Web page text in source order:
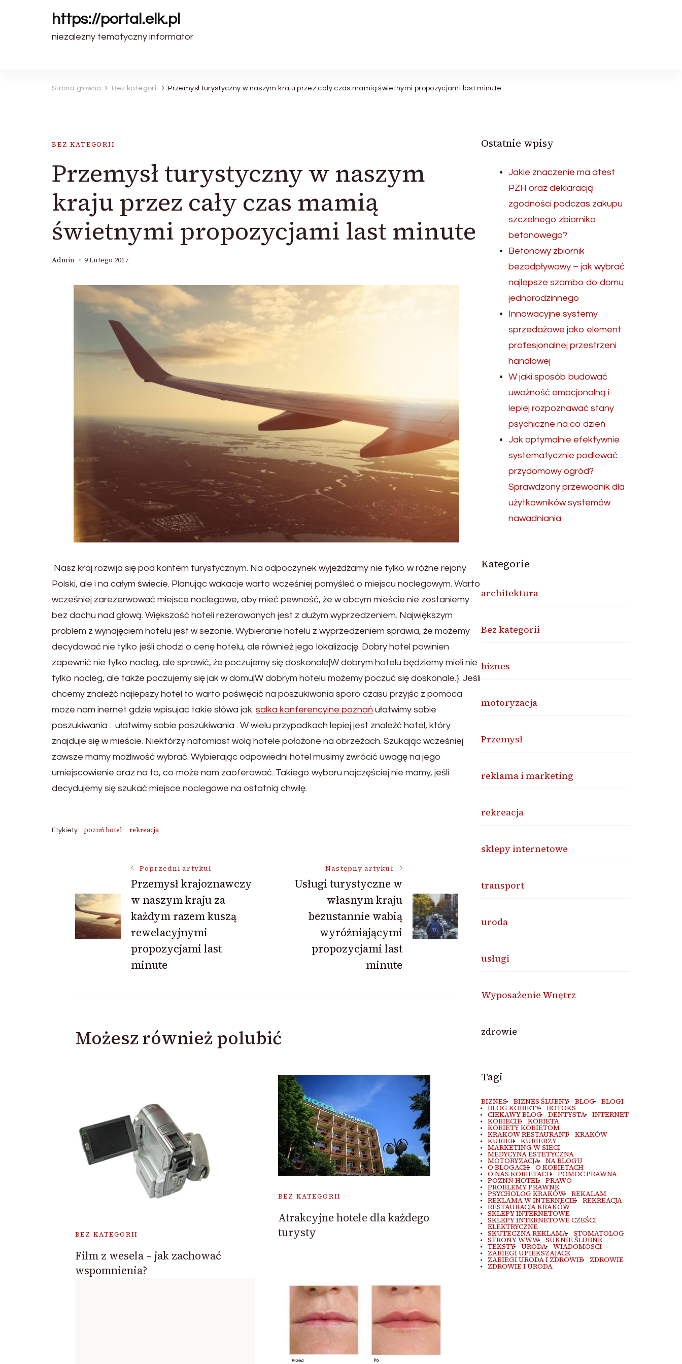
https://portal.elk.pl
niezalezny tematyczny informator
Strona główna Bez kategorii Przemysł turystyczny w naszym kraju przez cały czas mamią świetnymi propozycjami last minute
BEZ KATEGORII
Przemysł turystyczny w naszym
kraju przez cały czas mamią
świetnymi propozycjami last minute
Admin 9 Lutego 2017
Nasz kraj rozwija się pod kontem turystycznym. Na odpoczynek wyjeżdżamy nie tylko w różne rejony
Polski, ale i na całym świecie. Planując wakacje warto wcześniej pomyśleć o miejscu noclegowym. Warto
wcześniej zarezerwować miejsce noclegowe, aby mieć pewność, że w obcym mieście nie zostaniemy
bez dachu nad głową. Większość hoteli rezerowanych jest z dużym wyprzedzeniem. Największym
problem z wynajęciem hotelu jest w sezonie. Wybieranie hotelu z wyprzedzeniem sprawia, że możemy
decydować nie tylko jeśli chodzi o cenę hotelu, ale również jego lokalizację. Dobry hotel powinien
zapewnić nie tylko nocleg, ale sprawić, że poczujemy się doskonale|W dobrym hotelu będziemy mieli nie
tylko nocleg, ale także poczujemy się jak w domu|W dobrym hotelu możemy poczuć się doskonale.}. Jeśli
chcemy znaleźć najlepszy hotel to warto poświęcić na poszukiwania sporo czasu przyjśc z pomoca
moze nam inernet gdzie wpisujac takie słówa jak: salka konferencyjne poznań ułatwimy sobie
poszukiwania . ułatwimy sobie poszukiwania . W wielu przypadkach lepiej jest znaleźć hotel, który
znajduje się w mieście. Niektórzy natomiast wolą hotele położone na obrzeżach. Szukając wcześniej
zawsze mamy możliwość wybrać. Wybierając odpowiedni hotel musimy zwrócić uwagę na jego
umiejscowienie oraz na to, co może nam zaoferować. Takiego wyboru najczęściej nie mamy, jeśli
decydujemy się szukać miejsce noclegowe na ostatnią chwilę.
Etykiety: poznń hotel rekreacja
Nawigacja
wpisu
Poprzedni artykuł
Przemysł krajoznawczy
w naszym kraju za
każdym razem kuszą
rewelacyjnymi
propozycjami last
minute
Następny artykuł
Usługi turystyczne w
własnym kraju
bezustannie wabią
wyróżniającymi
propozycjami last
minute
Możesz również polubić
BEZ KATEGORII
Film z wesela – jak zachować
wspomnienia?
BEZ KATEGORII
Atrakcyjne hotele dla każdego
turysty
Ostatnie wpisy
Jakie znaczenie ma atest
PZH oraz deklaracją
zgodności podczas zakupu
szczelnego zbiornika
betonowego?
Betonowy zbiornik
bezodpływowy – jak wybrać
najlepsze szambo do domu
jednorodzinnego
Innowacyjne systemy
sprzedażowe jako element
profesjonalnej przestrzeni
handlowej
W jaki sposób budować
uważność emocjonalną i
lepiej rozpoznawać stany
psychiczne na co dzień
Jak optymalnie efektywnie
systematycznie podlewać
przydomowy ogród?
Sprawdzony przewodnik dla
użytkowników systemów
nawadniania
Kategorie
architektura
Bez kategorii
biznes
motoryzacja
Przemysł
reklama i marketing
rekreacja
sklepy internetowe
transport
uroda
usługi
Wyposażenie Wnętrz
zdrowie
Tagi
BIZNES BIZNES ŚLUBNY BLOG BLOGI
BLOG KOBIETY BOTOKS
CIEKAWY BLOG DENTYSTA INTERNET
KOBIECIE KOBIETA
KOBIETY KOBIETOM
KRAKOW RESTAURANT KRAKÓW
KURIER KURIERZY
MARKETING W SIECI
MEDYCYNA ESTETYCZNA
MOTORYZACJA NA BLOGU
O BLOGACH O KOBIETACH
O NAS KOBIETACH POMOC PRAWNA
POZNŃ HOTEL PRAWO
PROBLEMY PRAWNE
PSYCHOLOG KRAKÓW REKALAM
REKLAMA W INTERNECIE REKREACJA
RESTAURACJA KRAKÓW
SKLEPY INTERNETOWE
SKLEPY INTERNETOWE CZEŚCI
ELEKTRYCZNE
SKUTECZNA REKLAMA STOMATOLOG
STRONY WWW SUKNIE ŚLUBNE
TEKSTY URODA WIADOMOSCI
ZABIEGI UPIEKSZAJACE
ZABIEGI URODA I ZDROWIE ZDROWIE
ZDROWIE I URODA